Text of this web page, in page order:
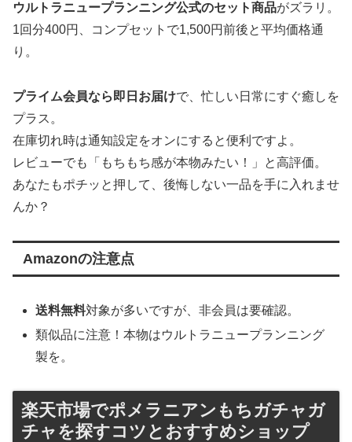
ウルトラニュープランニング公式のセット商品がズラリ。
1回分400円、コンプセットで1,500円前後と平均価格通
り。
プライム会員なら即日お届けで、忙しい日常にすぐ癒しを
プラス。
在庫切れ時は通知設定をオンにすると便利ですよ。
レビューでも「もちもち感が本物みたい！」と高評価。
あなたもポチッと押して、後悔しない一品を手に入れませ
んか？
Amazonの注意点
送料無料対象が多いですが、非会員は要確認。
類似品に注意！本物はウルトラニュープランニング
製を。
楽天市場でポメラニアンもちガチャガ
チャを探すコツとおすすめショップ